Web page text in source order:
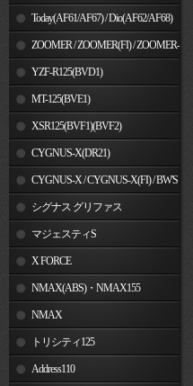
Today(AF61/AF67) / Dio(AF62/AF68)
ZOOMER / ZOOMER(FI) / ZOOMER-
YZF-R125(BVD1)
MT-125(BVE1)
XSR125(BVF1)(BVF2)
CYGNUS-X(DR21)
CYGNUS-X / CYGNUS-X(FI) / BW'S
125 シグナス グリファス
マジェスティS
X FORCE
NMAX(ABS)・NMAX155
NMAX
トリシティ125
Address110